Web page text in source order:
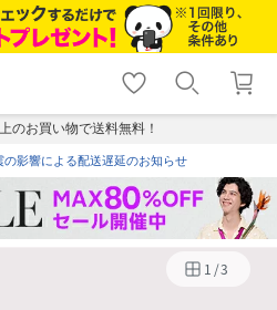
shopping_cart lock_outline
ログイン
のお買い物で送料無料！
影響による配送遅延のお知らせ
1 /3